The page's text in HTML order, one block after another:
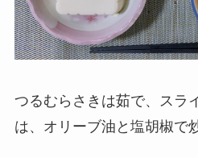
つるむらさきは茹で、スラ
は、オリーブ油と塩胡椒で